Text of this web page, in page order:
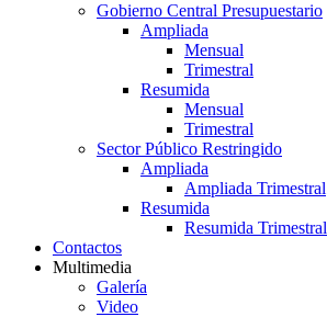
Gobierno Central Presupuestario
Ampliada
Mensual
Trimestral
Resumida
Mensual
Trimestral
Sector Público Restringido
Ampliada
Ampliada Trimestral
Resumida
Resumida Trimestral
Contactos
Multimedia
Galería
Video